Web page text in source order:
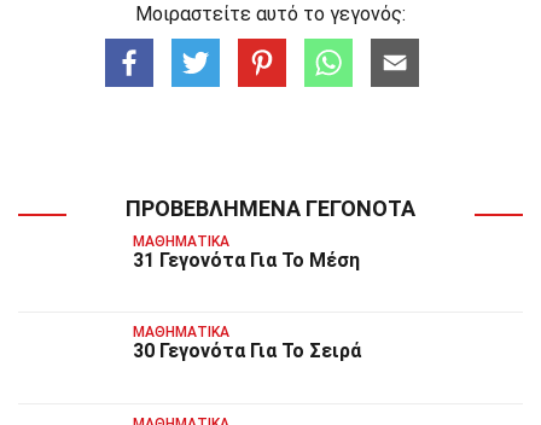
Μοιραστείτε αυτό το γεγονός:
ΠΡΟΒΕΒΛΗΜΈΝΑ ΓΕΓΟΝΌΤΑ
ΜΑΘΗΜΑΤΙΚΆ
31 Γεγονότα Για Το Μέση
ΜΑΘΗΜΑΤΙΚΆ
30 Γεγονότα Για Το Σειρά